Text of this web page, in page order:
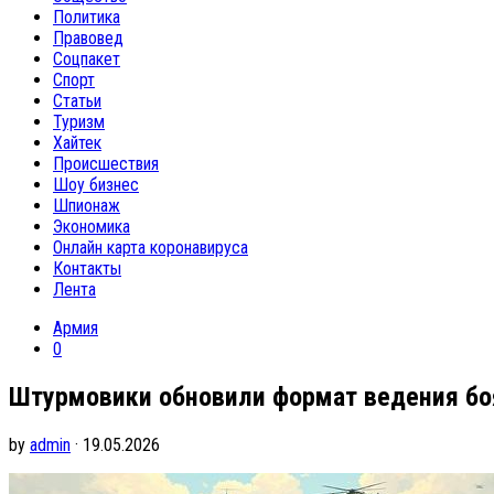
Политика
Правовед
Соцпакет
Спорт
Статьи
Туризм
Хайтек
Происшествия
Шоу бизнес
Шпионаж
Экономика
Онлайн карта коронавируса
Контакты
Лента
Армия
0
Штурмовики обновили формат ведения
by admin · 19.05.2026